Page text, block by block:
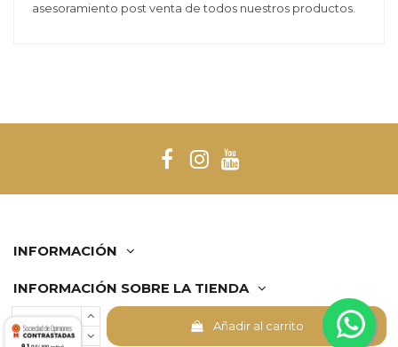
Añadir al carrito
asesoramiento post venta de todos nuestros productos.
INFORMACIÓN
INFORMACIÓN SOBRE LA TIENDA
Comerciante aprobado por la Sociedad de Opiniones